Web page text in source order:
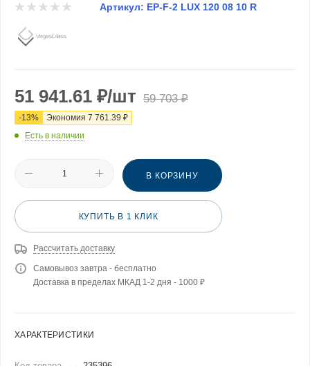
Артикул: EP-F-2 LUX 120 08 10 R
51 941.61 ₽/шт 59 703₽
-13% Экономия 7 761.39 ₽
Есть в наличии
В КОРЗИНУ
КУПИТЬ В 1 КЛИК
Рассчитать доставку
Самовывоз завтра - бесплатно
Доставка в пределах МКАД 1-2 дня - 1000 ₽
ХАРАКТЕРИСТИКИ